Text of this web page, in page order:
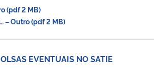
(pdf 2 MB)
– Outro (pdf 2 MB)
EVENTUAIS NO SATIE